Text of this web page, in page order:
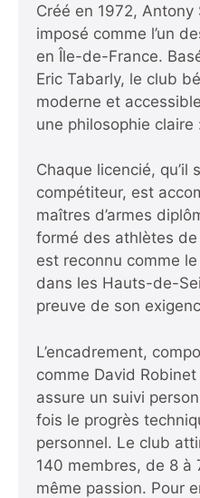
Créé en 1972, Antony
imposé comme l’un
en Île-de-France.
Eric Tabarly, le club
moderne et
une philosophie claire
Chaque licencié, qu’il
compétiteur, est
maîtres d’armes
formé des athlètes
est reconnu comme
dans les Hauts-de-
preuve de son
L’encadrement,
comme David
assure un suivi
fois le progrès
personnel. Le club
140 membres, de 8 à
même passion. Pour